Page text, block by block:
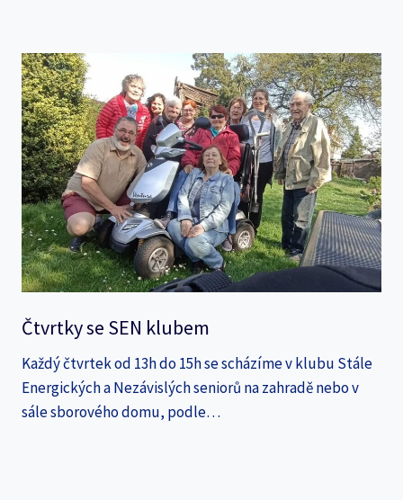
Čtvrtky se SEN klubem
Každý čtvrtek od 13h do 15h se scházíme v klubu Stále
Energických a Nezávislých seniorů na zahradě nebo v
sále sborového domu, podle…